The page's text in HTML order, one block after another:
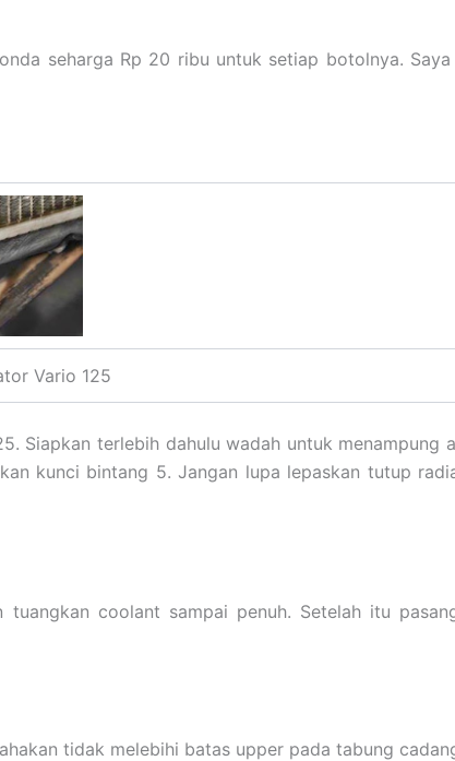
seharga Rp 20 ribu untuk setiap botolnya. Saya
Vario 125
Siapkan terlebih dahulu wadah untuk menampung
kunci bintang 5. Jangan lupa lepaskan tutup
coolant sampai penuh. Setelah itu
tidak melebihi batas upper pada tabung